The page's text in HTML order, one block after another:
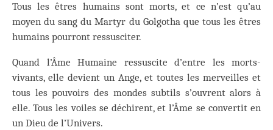
Tous les êtres humains sont morts, et ce n’est qu’au
moyen du sang du Martyr du Golgotha que tous les êtres
humains pourront ressusciter.
Quand l’Âme Humaine ressuscite d’entre les morts-
vivants, elle devient un Ange, et toutes les merveilles et
tous les pouvoirs des mondes subtils s’ouvrent alors à
elle. Tous les voiles se déchirent, et l’Âme se convertit en
un Dieu de l’Univers.